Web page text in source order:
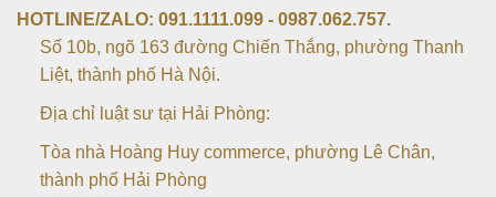
HOTLINE/ZALO: 091.1111.099 - 0987.062.757.
Số 10b, ngõ 163 đường Chiến Thắng, phường Thanh
Liệt, thành phố Hà Nội.
Địa chỉ luật sư tại Hải Phòng:
Tòa nhà Hoàng Huy commerce, phường Lê Chân,
thành phố Hải Phòng